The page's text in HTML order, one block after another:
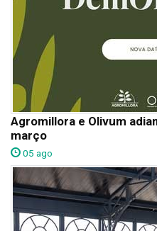
Agromillora e Olivum
março
05 ago